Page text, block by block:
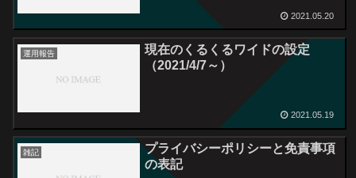
2021.05.20
運用報告
現在のくるくるワイドの設定
（2021/4/7～）
2021.05.19
雑記
プライバシーポリシーと免責事項
の表記